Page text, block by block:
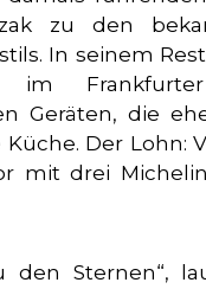
zu den
In seinem
Geräten, die
Der Lohn:
mit drei
den Sternen“,